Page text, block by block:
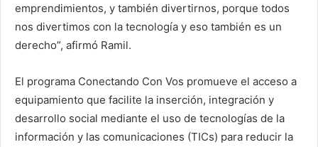
emprendimientos, y también divertirnos, porque todos
nos divertimos con la tecnología y eso también es un
derecho”, afirmó Ramil.
El programa Conectando Con Vos promueve el acceso a
equipamiento que facilite la inserción, integración y
desarrollo social mediante el uso de tecnologías de la
información y las comunicaciones (TICs) para reducir la